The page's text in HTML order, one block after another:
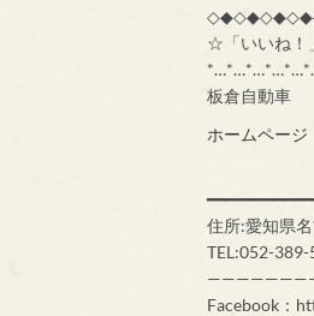
☆「いいね！
板倉自動車
ホームページ
住所:愛知県
TEL:052-389-
Facebook：